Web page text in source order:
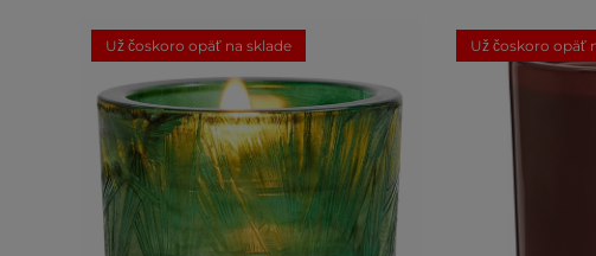
Už čoskoro opäť na sklade Už čoskoro opäť